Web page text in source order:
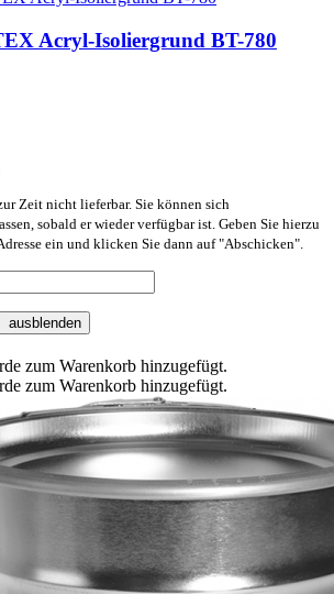
Acryl-Isoliergrund BT-780
Zeit nicht lieferbar. Sie können sich
sobald er wieder verfügbar ist. Geben Sie hierzu
ein und klicken Sie dann auf "Abschicken".
ausblenden
zum Warenkorb hinzugefügt.
zum Warenkorb hinzugefügt.